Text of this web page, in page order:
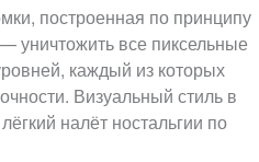
построенная по принципу
уничтожить все пиксельные
каждый из которых
Визуальный стиль в
налёт ностальгии по